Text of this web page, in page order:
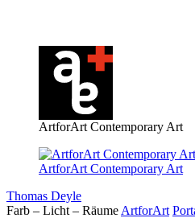
ArtforArt Contemporary Art
ArtforArt Contemporary Art
Thomas Deyle
Farb – Licht – Räume ArtforArt